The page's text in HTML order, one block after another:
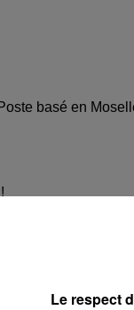
basé en
industriel,
Le respect